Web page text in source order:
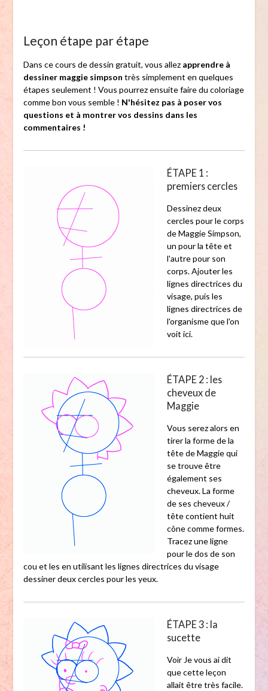
Leçon étape par étape
Dans ce cours de dessin gratuit, vous allez apprendre à
dessiner maggie simpson très simplement en quelques
étapes seulement ! Vous pourrez ensuite faire du coloriage
comme bon vous semble ! N'hésitez pas à poser vos
questions et à montrer vos dessins dans les
commentaires !
ÉTAPE 1 :
premiers cercles
Dessinez deux
cercles pour le corps
de Maggie Simpson,
un pour la tête et
l'autre pour son
corps. Ajouter les
lignes directrices du
visage, puis les
lignes directrices de
l'organisme que l'on
voit ici.
ÉTAPE 2 : les
cheveux de
Maggie
Vous serez alors en
tirer la forme de la
tête de Maggie qui
se trouve être
également ses
cheveux. La forme
de ses cheveux /
tête contient huit
cône comme formes.
Tracez une ligne
pour le dos de son
cou et les en utilisant les lignes directrices du visage
dessiner deux cercles pour les yeux.
ÉTAPE 3 : la
sucette
Voir Je vous ai dit
que cette leçon
allait être très facile.